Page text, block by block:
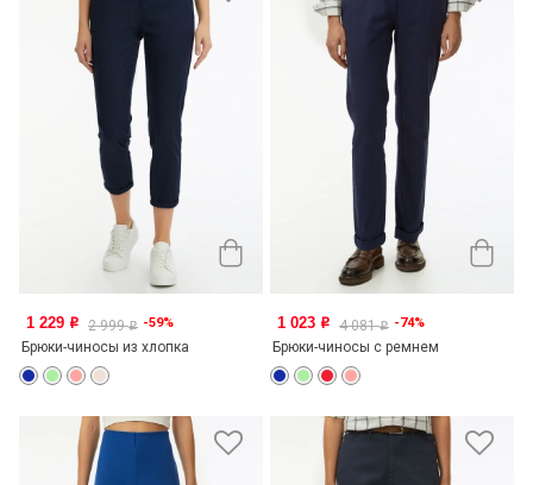
1 229 o 2 999o -59%
Брюки-чиносы из хлопка
1 023 o 4 081o -74%
Брюки-чиносы с ремнем